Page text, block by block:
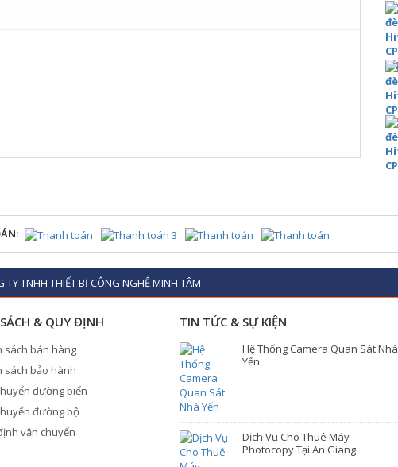
TY TNHH THIẾT BỊ CÔNG NGHỆ MINH TÂM
& QUY ĐỊNH
sách bán hàng
sách bảo hành
đường biển
đường bộ
vận chuyển
TIN TỨC & SỰ KIỆN
Hệ Thống Camera Quan Sát Nhà
Yến
Dịch Vụ Cho Thuê Máy
Photocopy Tại An Giang